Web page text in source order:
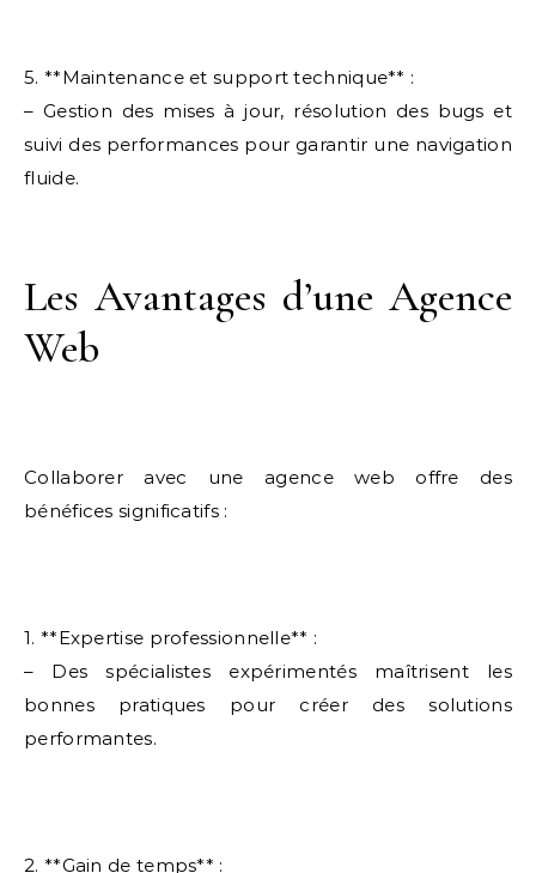
5. **Maintenance et support technique** :
– Gestion des mises à jour, résolution des bugs et
suivi des performances pour garantir une navigation
fluide.
Les Avantages d’une Agence
Web
Collaborer avec une agence web offre des
bénéfices significatifs :
1. **Expertise professionnelle** :
– Des spécialistes expérimentés maîtrisent les
bonnes pratiques pour créer des solutions
performantes.
2. **Gain de temps** :